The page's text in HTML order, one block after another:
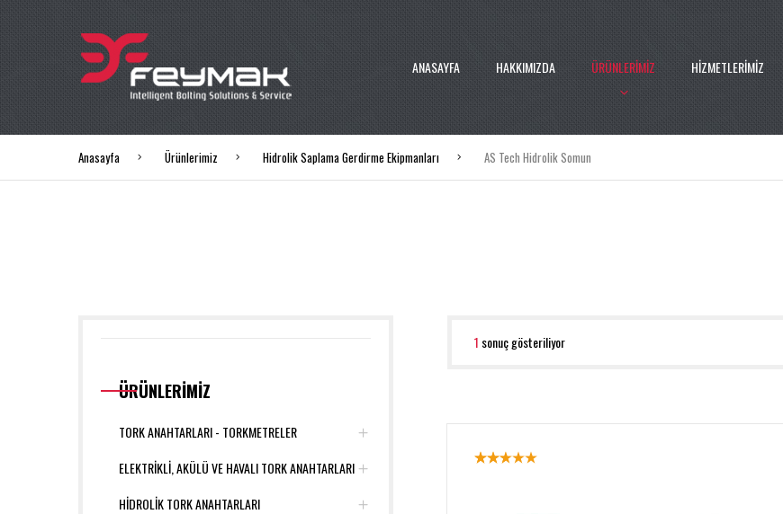
ANASAYFA HAKKIMIZDA ÜRÜNLERİMİZ HİZMETLERİMİZ
Anasayfa Ürünlerimiz Hidrolik Saplama Gerdirme Ekipmanları AS Tech Hidrolik Somun
ÜRÜNLERİMİZ
TORK ANAHTARLARI - TORKMETRELER
ELEKTRİKLİ, AKÜLÜ VE HAVALI TORK ANAHTARLARI
HİDROLİK TORK ANAHTARLARI
1 sonuç gösteriliyor